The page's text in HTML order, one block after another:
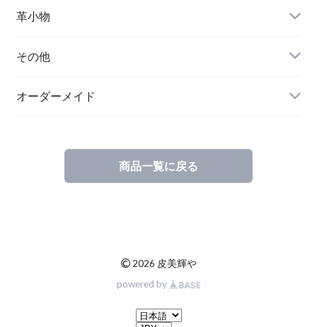
革小物
その他
オーダーメイド
商品一覧に戻る
© 2026 皮美輝や
powered by